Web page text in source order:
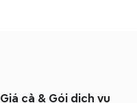
Giá cả & Gói dịch vụ